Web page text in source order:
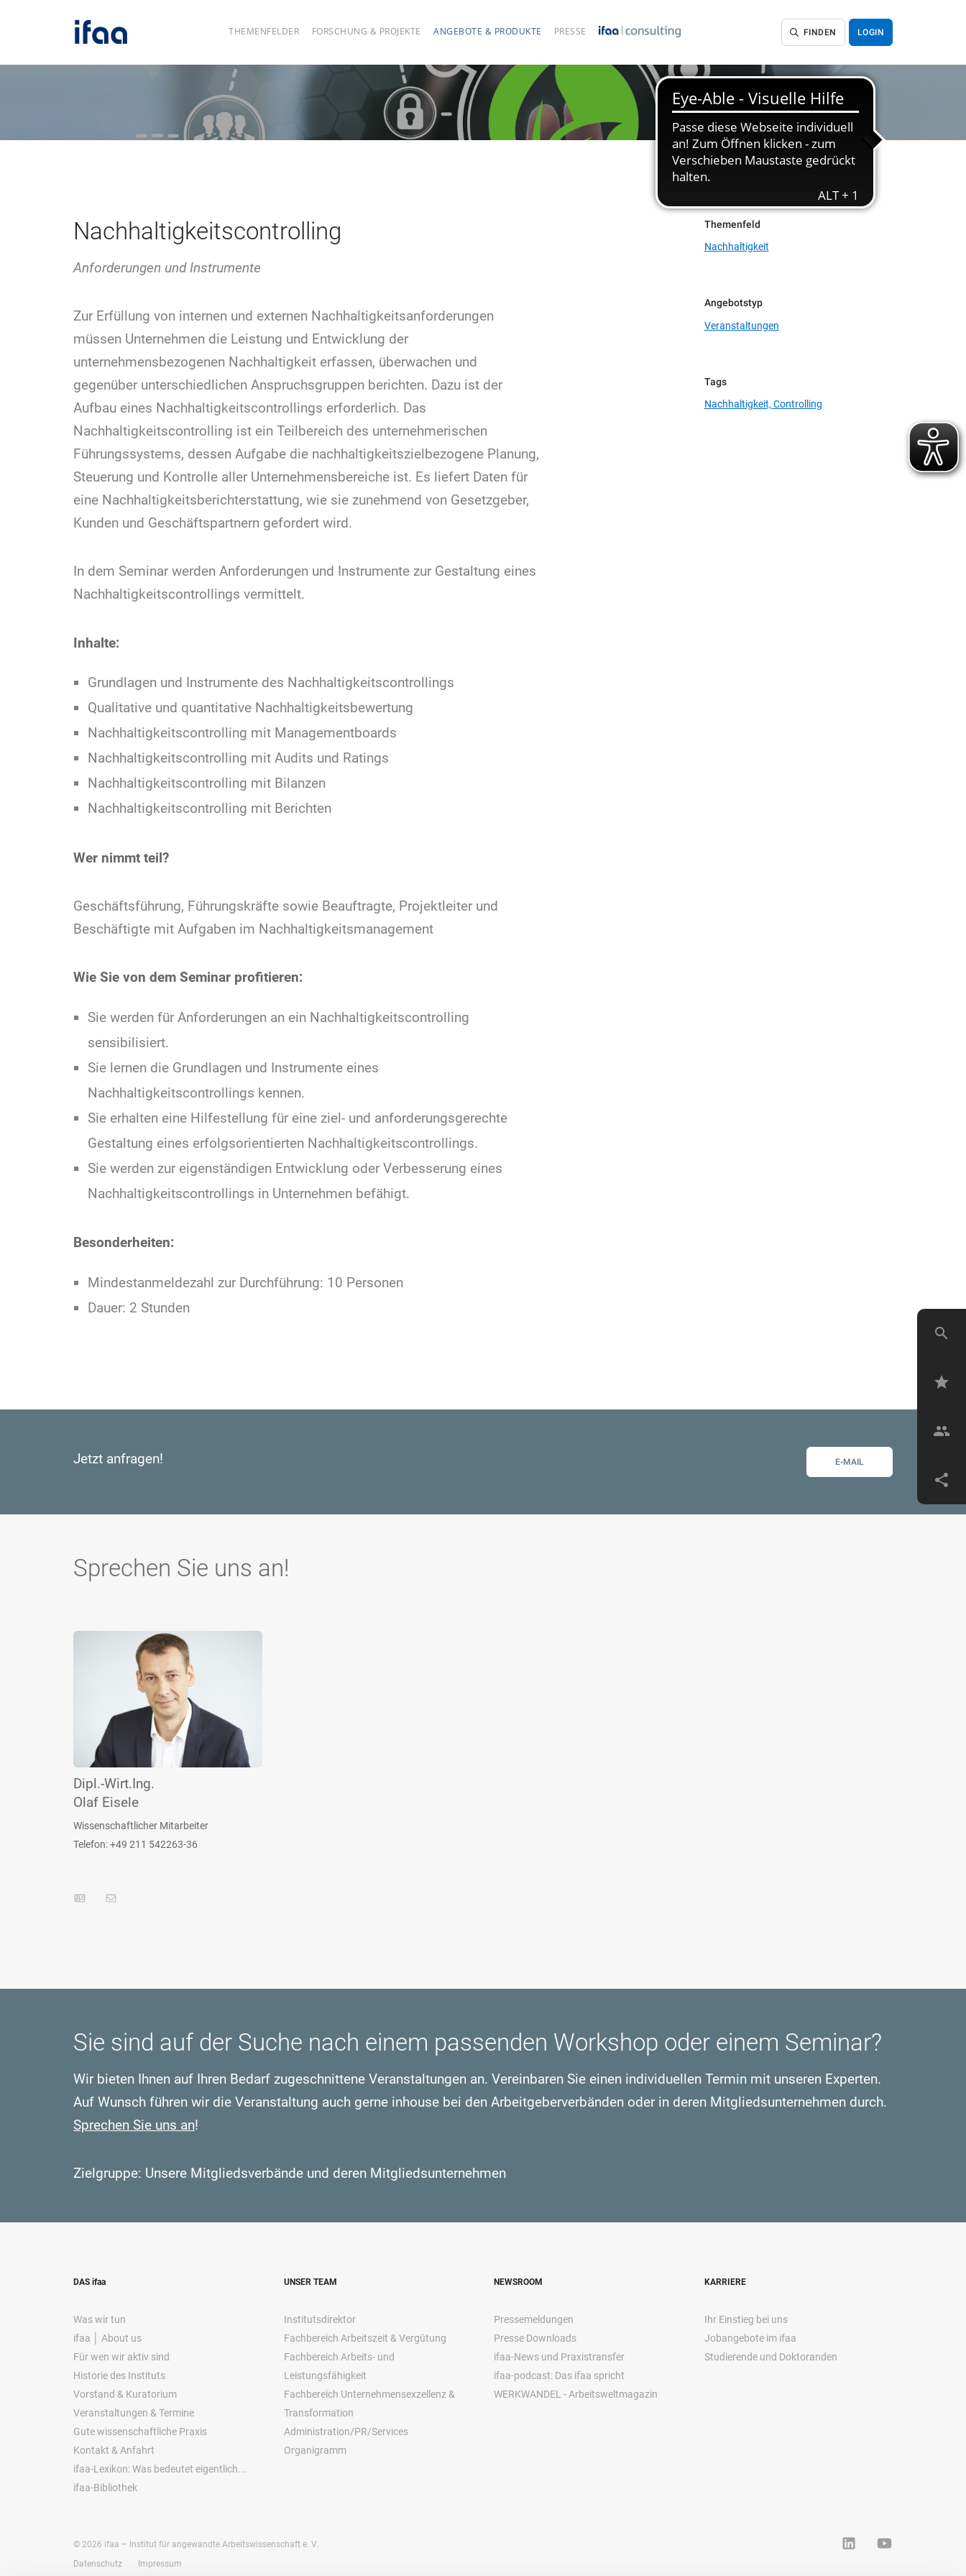
THEMENFELDER FORSCHUNG & PROJEKTE ANGEBOTE & PRODUKTE PRESSE FINDEN LOGIN
Nachhaltigkeitscontrolling
Anforderungen und Instrumente
Zur Erfüllung von internen und externen Nachhaltigkeitsanforderungen
müssen Unternehmen die Leistung und Entwicklung der
unternehmensbezogenen Nachhaltigkeit erfassen, überwachen und
gegenüber unterschiedlichen Anspruchsgruppen berichten. Dazu ist der
Aufbau eines Nachhaltigkeitscontrollings erforderlich. Das
Nachhaltigkeitscontrolling ist ein Teilbereich des unternehmerischen
Führungssystems, dessen Aufgabe die nachhaltigkeitszielbezogene Planung,
Steuerung und Kontrolle aller Unternehmensbereiche ist. Es liefert Daten für
eine Nachhaltigkeitsberichterstattung, wie sie zunehmend von Gesetzgeber,
Kunden und Geschäftspartnern gefordert wird.
In dem Seminar werden Anforderungen und Instrumente zur Gestaltung eines
Nachhaltigkeitscontrollings vermittelt.
Inhalte:
Grundlagen und Instrumente des Nachhaltigkeitscontrollings
Qualitative und quantitative Nachhaltigkeitsbewertung
Nachhaltigkeitscontrolling mit Managementboards
Nachhaltigkeitscontrolling mit Audits und Ratings
Nachhaltigkeitscontrolling mit Bilanzen
Nachhaltigkeitscontrolling mit Berichten
Wer nimmt teil?
Geschäftsführung, Führungskräfte sowie Beauftragte, Projektleiter und
Beschäftigte mit Aufgaben im Nachhaltigkeitsmanagement
Wie Sie von dem Seminar profitieren:
Sie werden für Anforderungen an ein Nachhaltigkeitscontrolling
sensibilisiert.
Sie lernen die Grundlagen und Instrumente eines
Nachhaltigkeitscontrollings kennen.
Sie erhalten eine Hilfestellung für eine ziel- und anforderungsgerechte
Gestaltung eines erfolgsorientierten Nachhaltigkeitscontrollings.
Sie werden zur eigenständigen Entwicklung oder Verbesserung eines
Nachhaltigkeitscontrollings in Unternehmen befähigt.
Besonderheiten:
Mindestanmeldezahl zur Durchführung: 10 Personen
Dauer: 2 Stunden
Themenfeld
Nachhaltigkeit
Angebotstyp
Veranstaltungen
Tags
Nachhaltigkeit,Controlling
Jetzt anfragen! E-MAIL
Sprechen Sie uns an!
Dipl.-Wirt.Ing.
Olaf Eisele
Wissenschaftlicher Mitarbeiter
Telefon: +49 211 542263-36
Sie sind auf der Suche nach einem passenden Workshop oder einem Seminar?
Wir bieten Ihnen auf Ihren Bedarf zugeschnittene Veranstaltungen an. Vereinbaren Sie einen individuellen Termin mit unseren Experten.
Auf Wunsch führen wir die Veranstaltung auch gerne inhouse bei den Arbeitgeberverbänden oder in deren Mitgliedsunternehmen durch.
Sprechen Sie uns an!
Zielgruppe: Unsere Mitgliedsverbände und deren Mitgliedsunternehmen
DAS ifaa
Was wir tun
ifaa │ About us
Für wen wir aktiv sind
Historie des Instituts
Vorstand & Kuratorium
Veranstaltungen & Termine
Gute wissenschaftliche Praxis
Kontakt & Anfahrt
ifaa-Lexikon: Was bedeutet eigentlich...
ifaa-Bibliothek
UNSER TEAM
Institutsdirektor
Fachbereich Arbeitszeit & Vergütung
Fachbereich Arbeits- und
Leistungsfähigkeit
Fachbereich Unternehmensexzellenz &
Transformation
Administration/PR/Services
Organigramm
NEWSROOM
Pressemeldungen
Presse Downloads
ifaa-News und Praxistransfer
ifaa-podcast: Das ifaa spricht
WERKWANDEL - Arbeitsweltmagazin
KARRIERE
Ihr Einstieg bei uns
Jobangebote im ifaa
Studierende und Doktoranden
© 2026 ifaa – Institut für angewandte Arbeitswissenschaft e. V.
Datenschutz
Impressum
search
star
group
share